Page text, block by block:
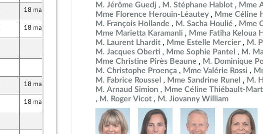
18 mai 2026 29 avril 2026
18 mai 2026 29 avril 2026
et des forces armées
de la défense nationale et des forces armées
29 avril 2026
27 avril 2026
18 mai 2026 29 avril 2026
18 mai 2026 29 avril 2026
29 avril 2026
M. Jérôme Guedj
M. Stéphane Hablot
Mme
Mme Florence Herouin-Léautey
Mme Céline
M. François Hollande
M. Sacha Houlié
Mme
Mme Marietta Karamanli
Mme Fatiha Keloua
M. Laurent Lhardit
Mme Estelle Mercier
M.
M. Jacques Oberti
Mme Sophie Pantel
M.
Mme Christine Pirès Beaune
M. Dominique
M. Christophe Proença
Mme Valérie Rossi
M. Fabrice Roussel
Mme Sandrine Runel
M.
M. Arnaud Simion
Mme Céline Thiébault-
M. Roger Vicot
M. Jiovanny William